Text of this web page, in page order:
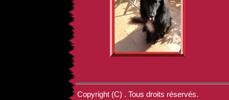
Copyright (C) . Tous droits réservés.